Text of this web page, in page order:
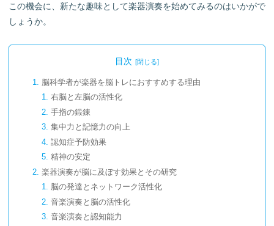
この機会に、新たな趣味として楽器演奏を始めてみるのはいかがで
しょうか。
目次
脳科学者が楽器を脳トレにおすすめする理由
右脳と左脳の活性化
手指の鍛錬
集中力と記憶力の向上
認知症予防効果
精神の安定
楽器演奏が脳に及ぼす効果とその研究
脳の発達とネットワーク活性化
音楽演奏と脳の活性化
音楽演奏と認知能力